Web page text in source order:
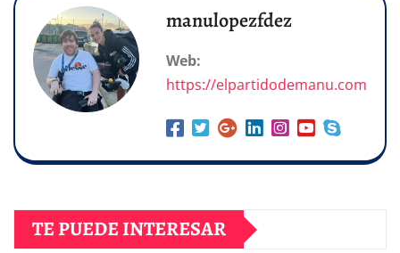
manulopezfdez
Web:
https://elpartidodemanu.com
TE PUEDE INTERESAR